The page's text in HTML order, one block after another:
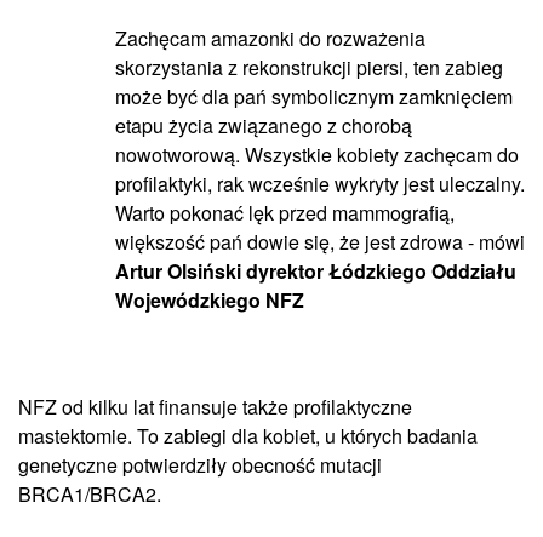
Zachęcam amazonki do rozważenia
skorzystania z rekonstrukcji piersi, ten zabieg
może być dla pań symbolicznym zamknięciem
etapu życia związanego z chorobą
nowotworową. Wszystkie kobiety zachęcam do
profilaktyki, rak wcześnie wykryty jest uleczalny.
Warto pokonać lęk przed mammografią,
większość pań dowie się, że jest zdrowa - mówi
Artur Olsiński dyrektor Łódzkiego Oddziału
Wojewódzkiego NFZ
NFZ od kilku lat finansuje także profilaktyczne
mastektomie. To zabiegi dla kobiet, u których badania
genetyczne potwierdziły obecność mutacji
BRCA1/BRCA2.